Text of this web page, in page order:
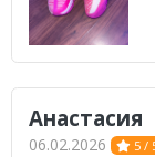
Анастасия
06.02.2026 5 /